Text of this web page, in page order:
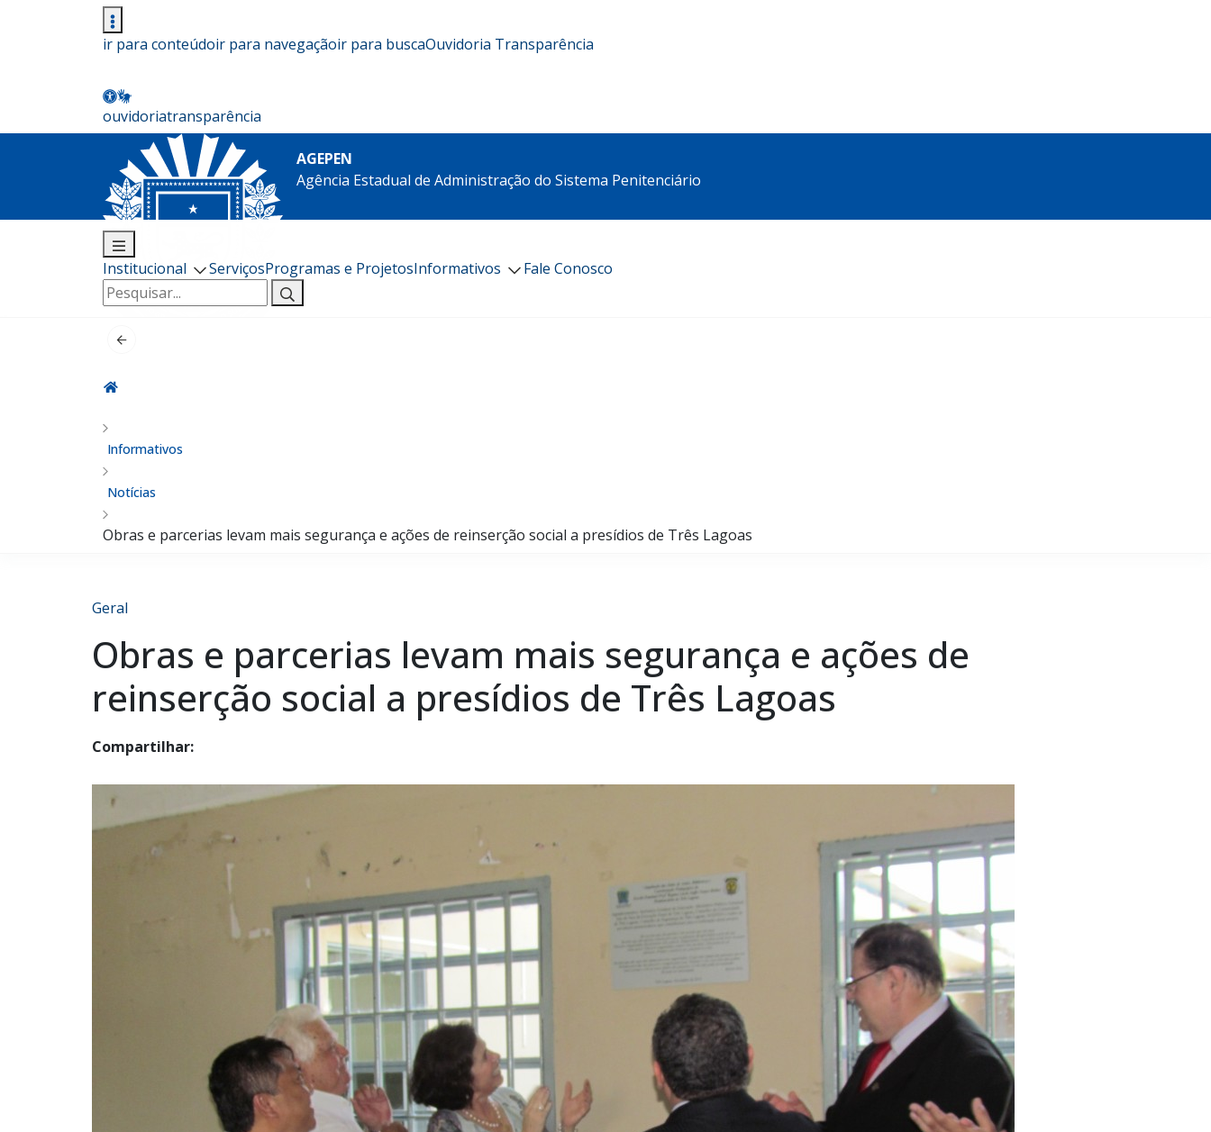
ir para conteúdoir para navegaçãoir para buscaOuvidoria Transparência
ouvidoriatransparência
AGEPEN
Agência Estadual de Administração do Sistema Penitenciário
Institucional ServiçosProgramas e ProjetosInformativos
Fale Conosco
Pesquisar
por:
Informativos
Notícias
Obras e parcerias levam mais segurança e ações de reinserção social a presídios de Três Lagoas
Geral
Obras e parcerias levam mais segurança e ações de
reinserção social a presídios de Três Lagoas
Compartilhar: